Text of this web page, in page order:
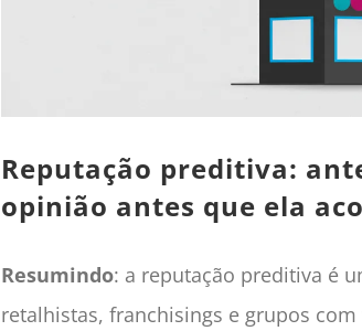
Reputação preditiva:
opinião antes que ela
Resumindo: a reputação preditiva é
retalhistas, franchisings e grupos